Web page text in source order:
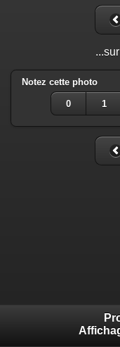
Notez cette photo
0 1